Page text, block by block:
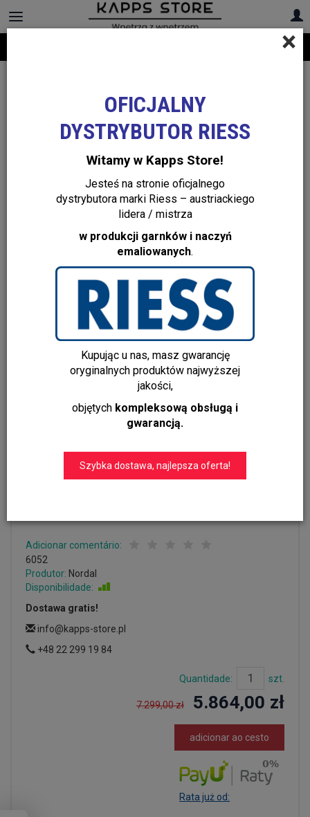
+48 22 299 19 84
×
OFICJALNY
DYSTRYBUTOR RIESS
Witamy w Kapps Store!
Jesteś na stronie oficjalnego
dystrybutora marki Riess – austriackiego
lidera / mistrza
w produkcji garnków i naczyń
emaliowanych.
Kupując u nas, masz gwarancję
oryginalnych produktów najwyższej
jakości,
objętych kompleksową obsługą i
gwarancją.
Szybka dostawa, najlepsza oferta!
Adicionar comentário:
6052
Produtor: Nordal
Disponibilidade:
Dostawa gratis!
info@kapps-store.pl
+48 22 299 19 84
Quantidade: szt.
7.299,00 zł 5.864,00 zł
adicionar ao cesto
Rata już od: